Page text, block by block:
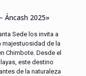
Áncash 2025»
Sede los invita a
majestuosidad de la
Chimbote. Desde el
este destino
de la naturaleza